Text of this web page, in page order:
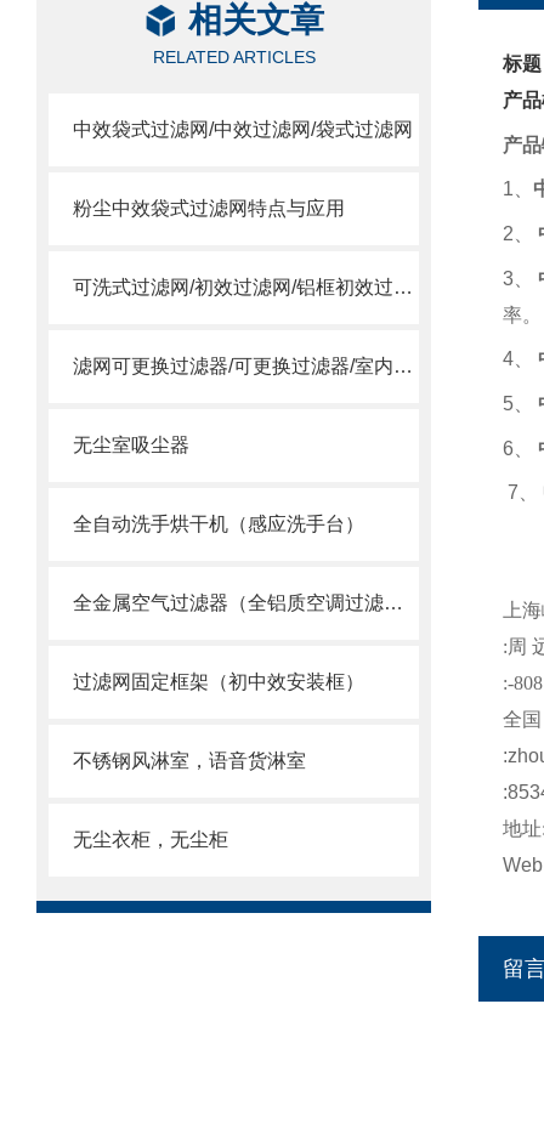
相关文章
RELATED ARTICLES
中效袋式过滤网/中效过滤网/袋式过滤网
粉尘中效袋式过滤网特点与应用
可洗式过滤网/初效过滤网/铝框初效过滤网
滤网可更换过滤器/可更换过滤器/室内过滤器
无尘室吸尘器
全自动洗手烘干机（感应洗手台）
全金属空气过滤器（全铝质空调过滤网）
过滤网固定框架（初中效安装框）
不锈钢风淋室，语音货淋室
无尘衣柜，无尘柜
标
产
产
1
2
3
率。
4
5
6
7
上海
:周
:-808
全
:
地址
Web
留